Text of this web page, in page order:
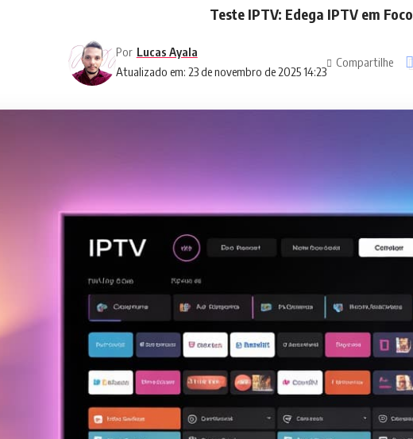
Teste IPTV: Edega IPTV em Foco
Atualizado em: 23 de novembro de 2025 14:23
Por Lucas Ayala
Compartilhe